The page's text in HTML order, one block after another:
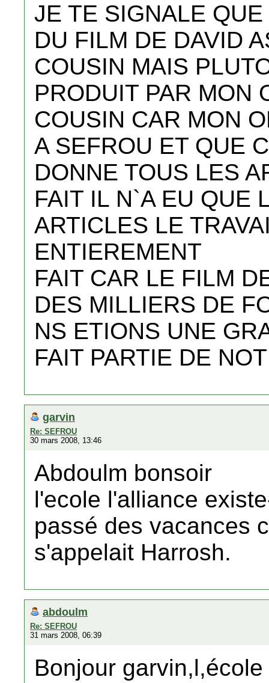
JE TE SIGNALE
DU FILM DE DAVID
COUSIN MAIS
PRODUIT PAR MON
COUSIN CAR MON
A SEFROU ET QUE
DONNE TOUS LES
FAIT IL N`A EU QUE
ARTICLES LE
ENTIEREMENT
FAIT CAR LE FILM
DES MILLIERS DE
NS ETIONS UNE
FAIT PARTIE DE
garvin
Re: SEFROU
30 mars 2008, 13:46
Abdoulm bonsoir
l'ecole l'alliance
passé des vacances
s'appelait Harrosh.
abdoulm
Re: SEFROU
31 mars 2008, 06:39
Bonjour